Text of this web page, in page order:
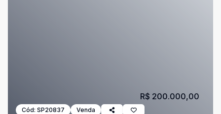
Cód: SP20837 Venda
R$ 200.000,00